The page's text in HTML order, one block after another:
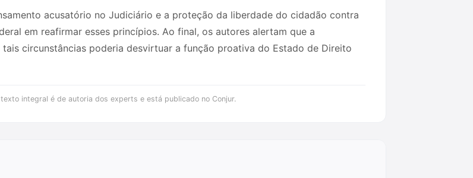
acusatório no Judiciário e a proteção da liberdade do cidadão contra
em reafirmar esses princípios. Ao final, os autores alertam que a
circunstâncias poderia desvirtuar a função proativa do Estado de Direito
integral é de autoria dos experts e está publicado no Conjur.